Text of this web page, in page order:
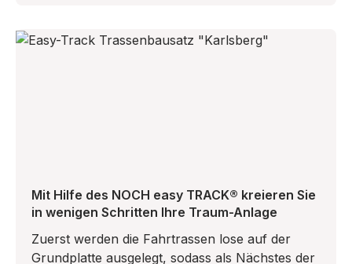
Mit Hilfe des NOCH easy TRACK® kreieren Sie
in wenigen Schritten Ihre Traum-Anlage
Zuerst werden die Fahrtrassen lose auf der
Grundplatte ausgelegt, sodass als Nächstes der